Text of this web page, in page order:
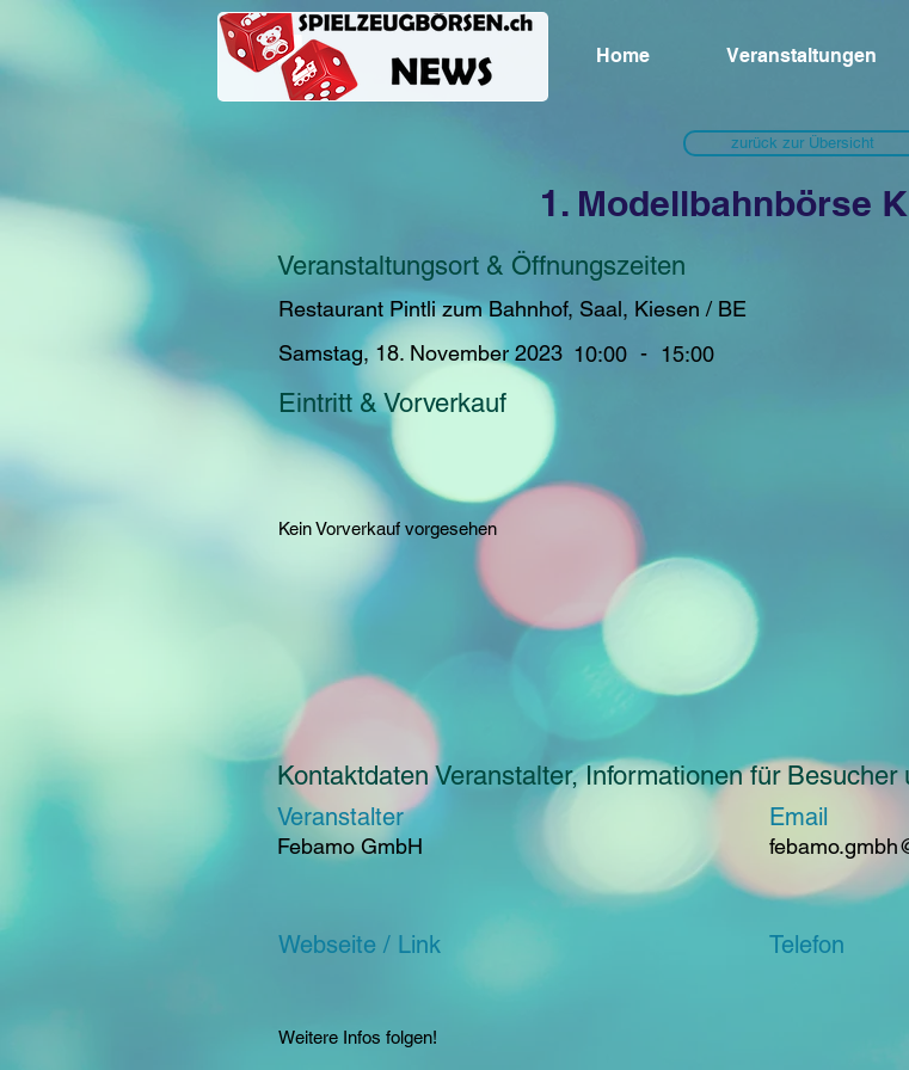
Home Veranstaltungen
zurück zur Übersicht
1. Modellbahnbörse
Veranstaltungsort & Öffnungszeiten
Restaurant Pintli zum Bahnhof, Saal, Kiesen / BE
Samstag, 18. November 2023
-
Eintritt & Vorverkauf
Kein Vorverkauf vorgesehen
Kontaktdaten Veranstalter, Informationen für Besucher
Veranstalter
Febamo GmbH
Webseite / Link
Email
Telefon
Weitere Infos folgen!